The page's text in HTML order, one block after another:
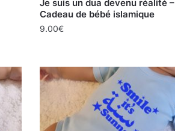
Je suis un dua devenu réalité –
Cadeau de bébé islamique
9.00€